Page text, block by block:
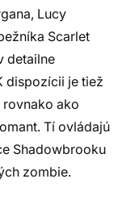
Lucy
Scarlet
detailne
dispozícii je tiež
rovnako ako
Tí ovládajú
Shadowbrooku
zombie.